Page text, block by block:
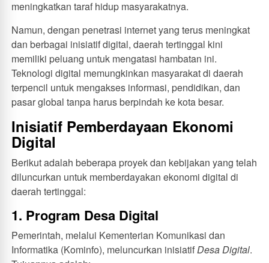
meningkatkan taraf hidup masyarakatnya.
Namun, dengan penetrasi internet yang terus meningkat
dan berbagai inisiatif digital, daerah tertinggal kini
memiliki peluang untuk mengatasi hambatan ini.
Teknologi digital memungkinkan masyarakat di daerah
terpencil untuk mengakses informasi, pendidikan, dan
pasar global tanpa harus berpindah ke kota besar.
Inisiatif Pemberdayaan Ekonomi
Digital
Berikut adalah beberapa proyek dan kebijakan yang telah
diluncurkan untuk memberdayakan ekonomi digital di
daerah tertinggal:
1. Program Desa Digital
Pemerintah, melalui Kementerian Komunikasi dan
Informatika (Kominfo), meluncurkan inisiatifDesa Digital.